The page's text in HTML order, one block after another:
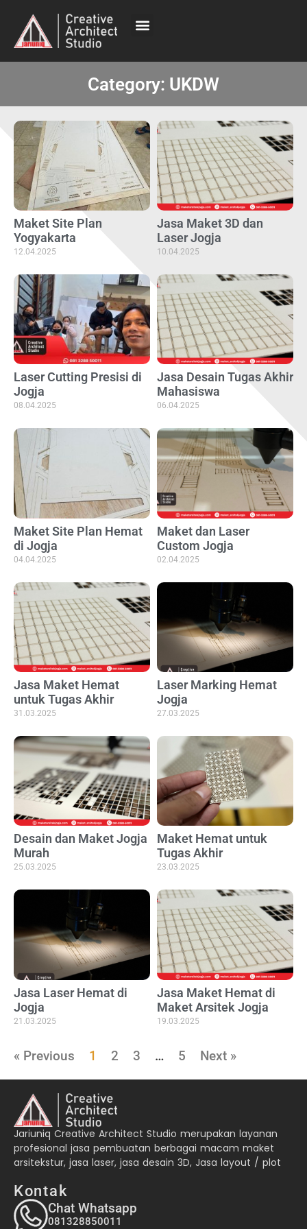
Category: UKDW
Maket Site Plan
Yogyakarta
12.04.2025
Jasa Maket 3D dan
Laser Jogja
10.04.2025
Laser Cutting Presisi di
Jogja
08.04.2025
Jasa Desain Tugas Akhir
Mahasiswa
06.04.2025
Maket Site Plan Hemat
di Jogja
04.04.2025
Maket dan Laser
Custom Jogja
02.04.2025
Jasa Maket Hemat
untuk Tugas Akhir
31.03.2025
Laser Marking Hemat
Jogja
27.03.2025
Desain dan Maket Jogja
Murah
25.03.2025
Maket Hemat untuk
Tugas Akhir
23.03.2025
Jasa Laser Hemat di
Jogja
21.03.2025
Jasa Maket Hemat di
Maket Arsitek Jogja
19.03.2025
« Previous 1 2 3 … 5 Next »
Jariuniq Creative Architect Studio merupakan layanan
profesional jasa pembuatan berbagai macam maket
arsitekstur, jasa laser, jasa desain 3D, Jasa layout / plot
Kontak
Chat Whatsapp
081328850011